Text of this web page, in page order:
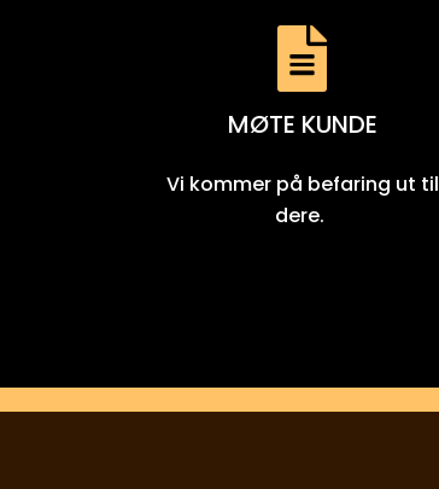
MØTE KUNDE
Vi kommer på befaring ut til
dere.